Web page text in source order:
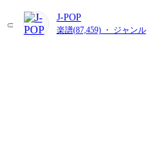
J-POP
楽譜(87,459) ・ ジャンル